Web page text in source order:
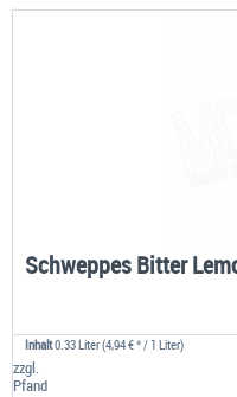
Schweppes Bitter
Inhalt0.33 Liter(4,94 € * / 1 Liter)
zzgl.
Pfand